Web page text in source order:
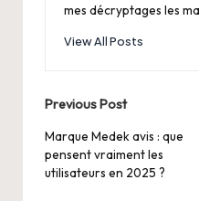
mes décryptages les
View All Posts
Post
navigation
Previous Post
Marque Medek avis : que
pensent vraiment les
utilisateurs en 2025 ?